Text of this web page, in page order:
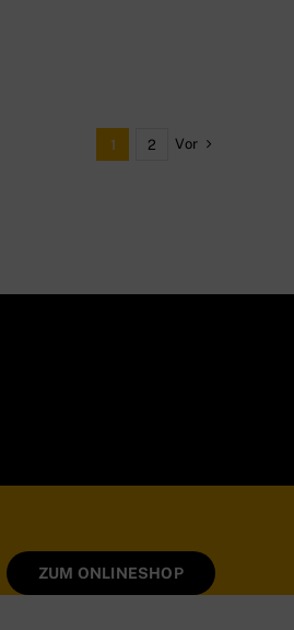
1 2 Vor
ZUM ONLINESHOP